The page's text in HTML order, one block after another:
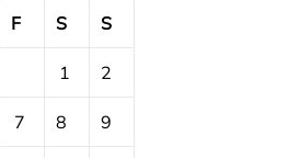
F S S
1 2
7 8 9